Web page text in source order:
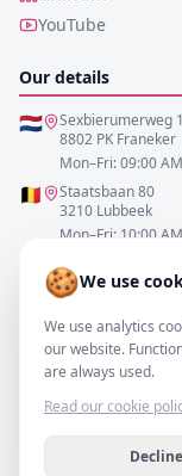
🍪We use
We use analytics
our website.
are always used.
Read our cookie
Decline
YouTube
Our details
🇳🇱
Sexbierumerweg 1
8802 PK Franeker
Mon–Fri: 09:00
🇧🇪
Staatsbaan 80
3210 Lubbeek
Mon–Fri: 10:00
0517-700521
info@resofa.nl
©2026